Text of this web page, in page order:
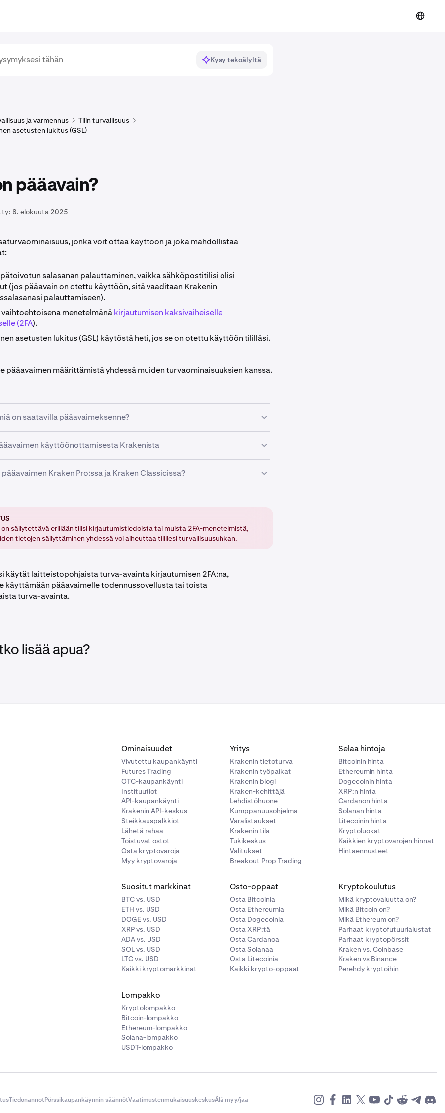
Kysy tekoälyltä
ja varmennus
Tilin turvallisuus
asetusten lukitus (GSL)
pääavain?
8. elokuuta 2025
jonka voit ottaa käyttöön ja joka mahdollistaa
salasanan palauttaminen, vaikka sähköpostitilisi olisi
(jos pääavain on otettu käyttöön, sitä vaaditaan Krakenin
palauttamiseen).
menetelmänäkirjautumisen kaksivaiheiselle
(2FA).
asetusten lukitus (GSL) käytöstä heti, jos se on otettu käyttöön tililläsi.
pääavaimen määrittämistä yhdessä muiden turvaominaisuuksien kanssa.
on saatavilla pääavaimeksenne?
turva-avain Kraken tukee pääavaimena turva-avaimia, jotka
protokollia.
salasana
käyttöönottamisesta Krakenista
Kraken Pro:ssa ja Kraken Classicissa?
ja napsauta profiilikuvakettasi sivun oikeassa yläkulmassa.
Asetukset-kohtaa ja siirry Turvallisuus-välilehteen.
painiketta.
sinun on syötettävä
asetukset noudattamalla näytön ohjeita.
on kirjautumisen 2FA käytössä tililläsi, sinua pyydetään lisäämään 2FA-
asetukset noudattamalla näytön ohjeita.
pääavainta Kraken-käyttöliittymässä.Mikä Kraken-käyttöliittymä minulla on
on säilytettävä erillään tilisi kirjautumistiedoista tai muista 2FA-menetelmistä,
tietojen säilyttäminen yhdessä voi aiheuttaa tilillesi turvallisuusuhkan.
käytät laitteistopohjaista turva-avainta kirjautumisen 2FA:na,
käyttämään pääavaimelle todennussovellusta tai toista
turva-avainta.
lisää apua?
Ominaisuudet
Vivutettu kaupankäynti
Futures Trading
OTC-kaupankäynti
Instituutiot
API-kaupankäynti
Krakenin API-keskus
Steikkauspalkkiot
Lähetä rahaa
Toistuvat ostot
Osta kryptovaroja
Myy kryptovaroja
Yritys
Krakenin tietoturva
Krakenin työpaikat
Krakenin blogi
Kraken-kehittäjä
Lehdistöhuone
Kumppanuusohjelma
Varalistaukset
Krakenin tila
Tukikeskus
Valitukset
Breakout Prop Trading
Selaa hintoja
Bitcoinin hinta
Ethereumin hinta
Dogecoinin hinta
XRP:n hinta
Cardanon hinta
Solanan hinta
Litecoinin hinta
Kryptoluokat
Kaikkien kryptovarojen hinnat
Hintaennusteet
Suositut markkinat
BTC vs. USD
ETH vs. USD
DOGE vs. USD
XRP vs. USD
ADA vs. USD
SOL vs. USD
LTC vs. USD
Kaikki kryptomarkkinat
Osto-oppaat
Osta Bitcoinia
Osta Ethereumia
Osta Dogecoinia
Osta XRP:tä
Osta Cardanoa
Osta Solanaa
Osta Litecoinia
Kaikki krypto-oppaat
Kryptokoulutus
Mikä kryptovaluutta on?
Mikä Bitcoin on?
Mikä Ethereum on?
Parhaat kryptofutuurialustat
Parhaat kryptopörssit
Kraken vs. Coinbase
Kraken vs Binance
Perehdy kryptoihin
Lompakko
Kryptolompakko
Bitcoin-lompakko
Ethereum-lompakko
Solana-lompakko
USDT-lompakko
TiedonannotPörssikaupankäynnin säännötVaatimustenmukaisuuskeskusÄlä myy/jaa